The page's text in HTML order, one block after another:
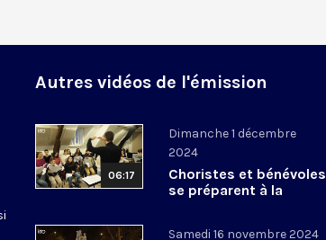
Autres vidéos de l'émission
06:17
Dimanche 1 décembre
2024
Choristes et bénévoles
se préparent à la
Samedi 16 novembre 2024